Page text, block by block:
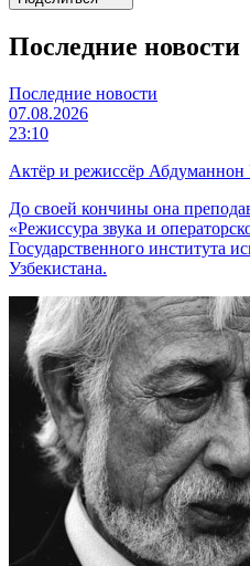
Последние новости
Последние новости
07.08.2026
23:10
Актёр и режиссёр Абдуманнон
До своей кончины она
«Режиссура звука и
Государственного института
Узбекистана.